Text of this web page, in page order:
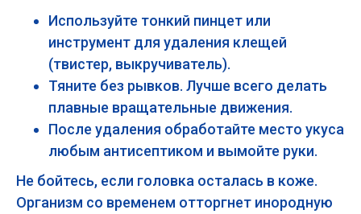
Используйте тонкий пинцет или
инструмент для удаления клещей
(твистер, выкручиватель).
Тяните без рывков. Лучше всего делать
плавные вращательные движения.
После удаления обработайте место укуса
любым антисептиком и вымойте руки.
Не бойтесь, если головка осталась в коже.
Организм со временем отторгнет инородную